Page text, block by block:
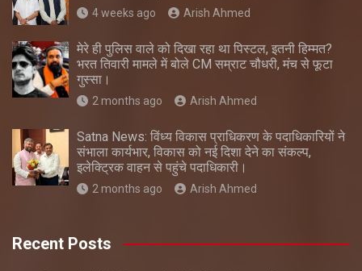
4 weeks ago Arish Ahmed
मेरे ही पुलिस वाले को दिखा रहा था पिस्टल, इतनी हिम्मत?
भरत तिवारी मामले में बोले CM सम्राट चौधरी, मंच से फूटा
गुस्सा।
2 months ago Arish Ahmed
Satna News: विंध्य विकास प्राधिकरण के पदाधिकारियों ने
संभाला कार्यभार, विकास को नई दिशा देने का संकल्प,
इलेक्ट्रिक वाहन से पहुंचे पदाधिकारी।
2 months ago Arish Ahmed
Recent Posts